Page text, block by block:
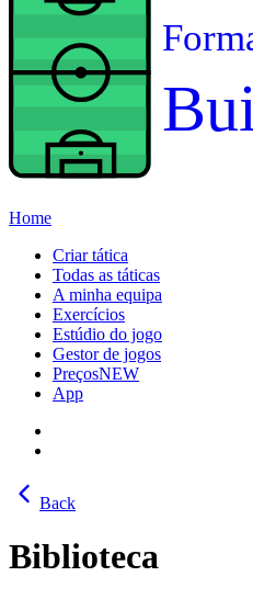
Home
Criar tática
Todas as táticas
A minha equipa
Exercícios
Estúdio do jogo
Gestor de jogos
PreçosNEW
App
Back
Biblioteca